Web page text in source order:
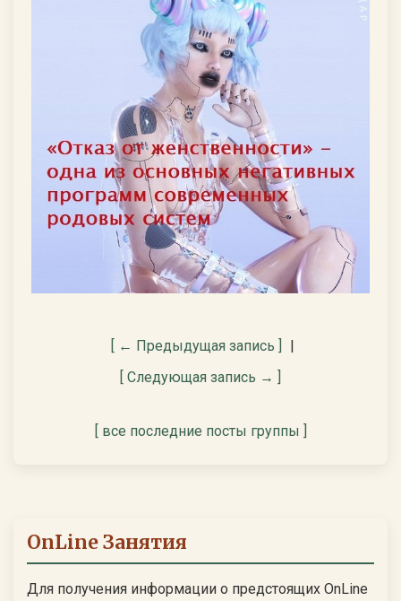
[ ← Предыдущая запись ]
|
[ Следующая запись → ]
[ все последние посты группы ]
OnLine Занятия
Для получения информации о предстоящих OnLine